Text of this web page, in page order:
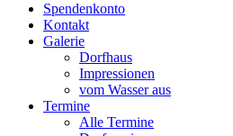
Spendenkonto
Kontakt
Galerie
Dorfhaus
Impressionen
vom Wasser aus
Termine
Alle Termine